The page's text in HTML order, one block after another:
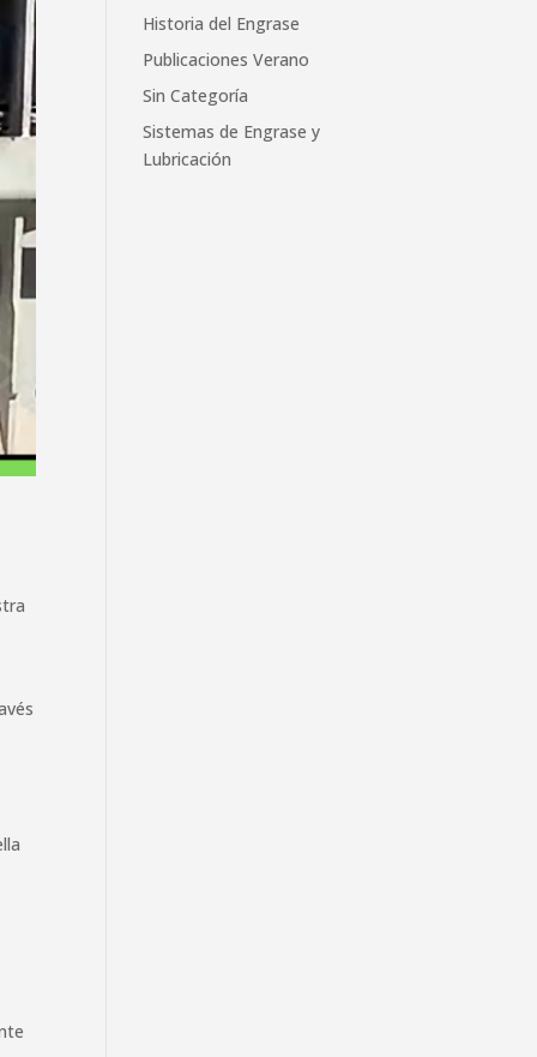
Historia del Engrase
Publicaciones Verano
Sin Categoría
Sistemas de Engrase y
Lubricación